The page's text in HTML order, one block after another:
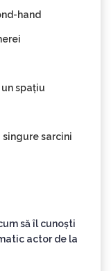
hand
spațiu
sarcini
să îl cunoști
actor de la